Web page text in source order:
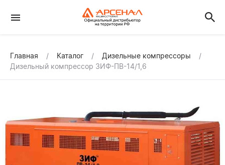
Главная Каталог
Дизельные компрессоры
Дизельный компрессор ЗИФ-ПВ-14/1,6